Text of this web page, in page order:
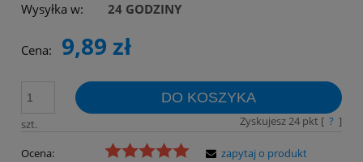
Wysyłka w:
24 GODZINY
Cena: 9,89 zł
szt.
DO KOSZYKA
Zyskujesz24pkt [ ? ]
Ocena:
zapytaj o produkt